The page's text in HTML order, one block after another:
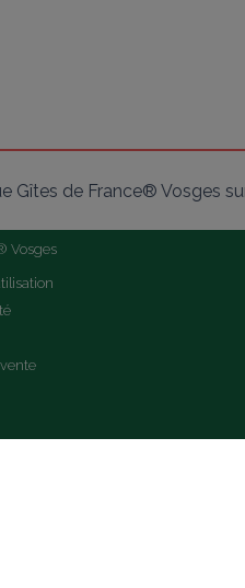
Gîtes de France® Vosges
Vosges